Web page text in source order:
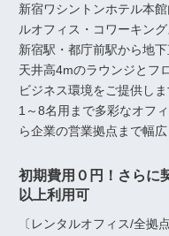
新宿ワシントンホテル本
ルオフィス・コワーキング
新宿駅・都庁前駅から地
天井高4mのラウンジとフ
ビジネス環境をご提供しま
1～8名用まで多彩なオフ
ら企業の営業拠点まで幅広
初期費用０円！さらに
以上利用可
〔レンタルオフィス/全拠